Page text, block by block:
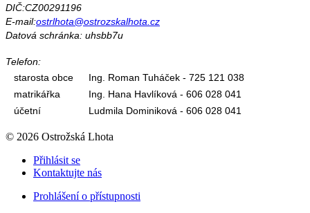
DIČ:CZ00291196
E-mail:ostrlhota@ostrozskalhota.cz
Datová schránka: uhsbb7u
Telefon:
starosta obce
Ing. Roman Tuháček - 725 121 038
matrikářka
Ing. Hana Havlíková - 606 028 041
účetní
Ludmila Dominiková - 606 028 041
© 2026 Ostrožská Lhota
Přihlásit se
Kontaktujte nás
Prohlášení o přístupnosti